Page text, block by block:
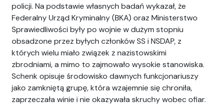
policji. Na podstawie własnych badań wykazał, że
Federalny Urząd Kryminalny (BKA) oraz Ministerstwo
Sprawiedliwości były po wojnie w dużym stopniu
obsadzone przez byłych członków SS i NSDAP, z
których wielu miało związek z nazistowskimi
zbrodniami, a mimo to zajmowało wysokie stanowiska.
Schenk opisuje środowisko dawnych funkcjonariuszy
jako zamkniętą grupę, która wzajemnie się chroniła,
zaprzeczała winie i nie okazywała skruchy wobec ofiar.